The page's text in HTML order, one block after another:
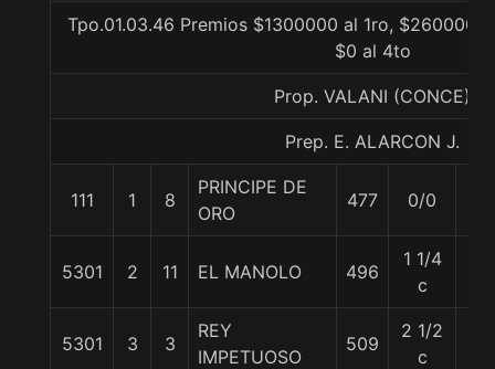
Tpo.01.03.46 Premios $1300000 al 1ro, $260000
$0 al 4to
Prop. VALANI (CONCE)
Prep. E. ALARCON J.
111 1 8
PRINCIPE DE
ORO
477 0/0
5301 2 11 EL MANOLO 496
1 1/4
c
5301 3 3
REY
IMPETUOSO
509
2 1/2
c